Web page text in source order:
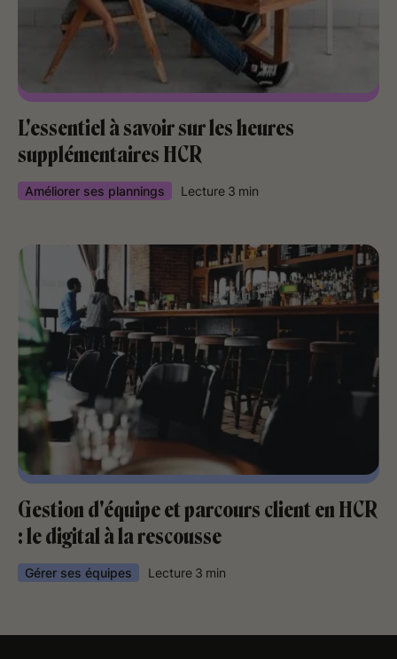
L'essentiel à savoir sur les heures
supplémentaires HCR
Améliorer ses plannings Lecture 3 min
Gestion d'équipe et parcours client en HCR
: le digital à la rescousse
Gérer ses équipes Lecture 3 min